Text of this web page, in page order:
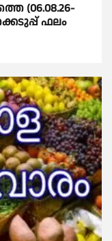
(06.08.26-
ഫലം